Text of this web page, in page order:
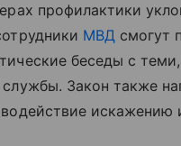
профилактики
МВД смогут
беседы с
Закон также
искажению